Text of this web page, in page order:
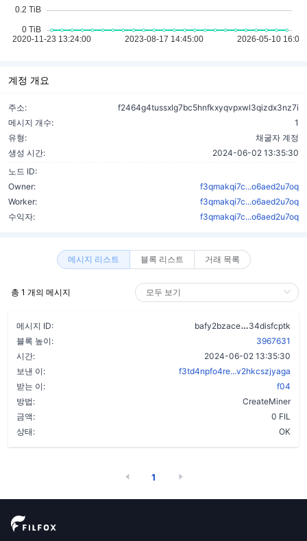
계정 개요
주소:
f2464g4tussxlg7bc5hnfkxyqvpxwl3qizdx3nz7i
메시지 개수:
1
유형:
채굴자 계정
생성 시간:
2024-06-02 13:35:30
노드 ID:
Owner:
f3qmakqi7c...o6aed2u7oq
Worker:
f3qmakqi7c...o6aed2u7oq
수익자:
f3qmakqi7c...o6aed2u7oq
메시지 리스트 블록 리스트 거래 목록
총 1 개의 메시지
메시지 ID: bafy2bzace
34disfcptk
블록 높이:
3967631
시간:
2024-06-02 13:35:30
보낸 이:
f3td4npfo4re...v2hkcszjyaga
받는 이:
f04
방법:
CreateMiner
금액:
0 FIL
상태:
OK
1